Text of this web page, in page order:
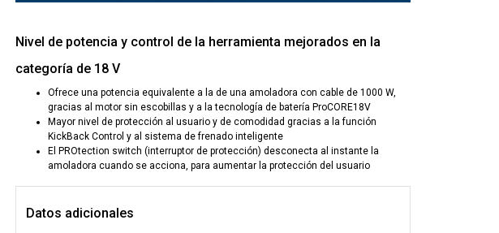
Nivel de potencia y control de la herramienta mejorados en la
categoría de 18 V
Ofrece una potencia equivalente a la de una amoladora con cable de 1000 W,
gracias al motor sin escobillas y a la tecnología de batería ProCORE18V
Mayor nivel de protección al usuario y de comodidad gracias a la función
KickBack Control y al sistema de frenado inteligente
El PROtection switch (interruptor de protección) desconecta al instante la
amoladora cuando se acciona, para aumentar la protección del usuario
Datos adicionales